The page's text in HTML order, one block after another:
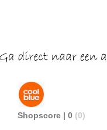
Shopscore | 0(0)